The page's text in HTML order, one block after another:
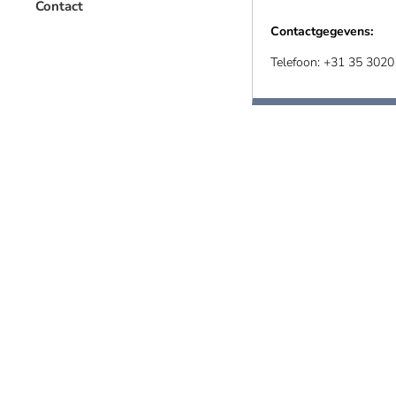
Contact
Contactgegevens:
Telefoon: +31 35